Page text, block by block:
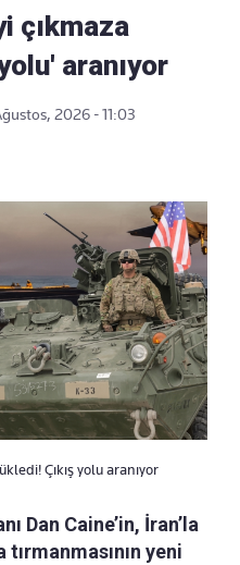
çıkmaza
aranıyor
2026 - 11:03
Çıkış yolu aranıyor
Dan Caine’in, İran’la
yeni